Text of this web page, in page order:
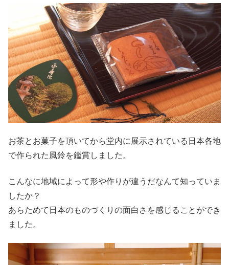
お茶とお菓子を頂いてから堂内に展示されている日本各地
で作られた風鈴を鑑賞しました。
こんなに地域によって形や作りが違うだなんて知っていま
したか？
あらためて日本のものづくりの面白さを感じることができ
ました。